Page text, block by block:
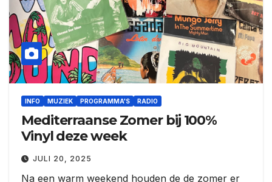
INFO MUZIEK PROGRAMMA'S RADIO
Mediterraanse Zomer bij 100%
Vinyl deze week
JULI 20, 2025
Na een warm weekend houden de de zomer er